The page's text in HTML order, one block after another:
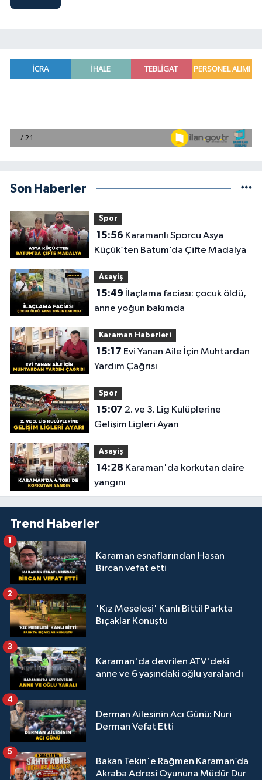
Son Haberler
Spor
15:56
Küçük’ten Batum’da Çifte Madalya
Asayiş
15:49
anne yoğun bakımda
Karaman Haberleri
15:17
Yardım Çağrısı
Spor
15:07
Gelişim Ligleri Ayarı
Asayiş
14:28
yangını
Trend Haberler
Karaman esnaflarından Hasan
Bircan vefat etti
1
'Kız Meselesi' Kanlı Bitti! Parkta
Bıçaklar Konuştu
2
Karaman'da devrilen ATV'deki
anne ve 6 yaşındaki oğlu yaralandı
3
Derman Ailesinin Acı Günü: Nuri
Derman Vefat Etti
4
Bakan Tekin'e Rağmen Karaman’da
Akraba Adresi Oyununa Müdür Dur
5